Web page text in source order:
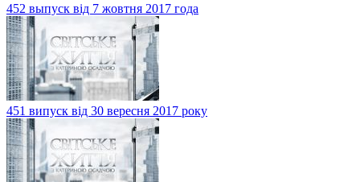
452 выпуск від 7 жовтня 2017 года
451 випуск від 30 вересня 2017 року